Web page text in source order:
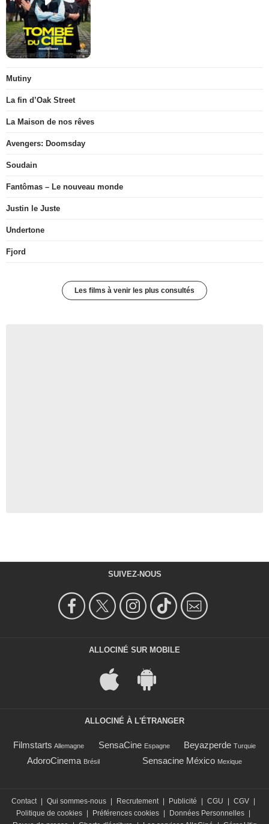
Mutiny
La fin d’Oak Street
La Maison de nos rêves
Avengers: Doomsday
Soudain
Fantômas – Le nouveau monde
Justin le Juste
Undertone
Fjord
Les films à venir les plus consultés
SUIVEZ-NOUS
ALLOCINÉ SUR MOBILE
ALLOCINÉ À L'ÉTRANGER
Filmstarts Allemagne SensaCine Espagne Beyazperde Turquie
AdoroCinema Brésil Sensacine México Mexique
Contact | Qui sommes-nous | Recrutement | Publicité | CGU | CGV |
Politique de cookies | Préférences cookies | Données Personnelles |